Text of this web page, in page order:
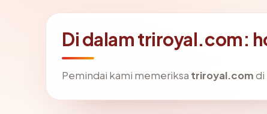
Di dalam triroyal.com:
Pemindai kami memeriksa triroyal.comdi